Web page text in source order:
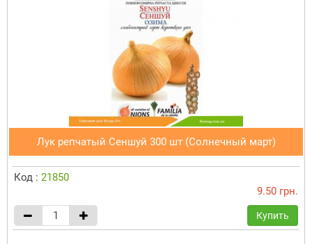
Лук репчатый Сеншуй 300 шт (Солнечный март)
Код : 21850
9.50 грн.
Купить